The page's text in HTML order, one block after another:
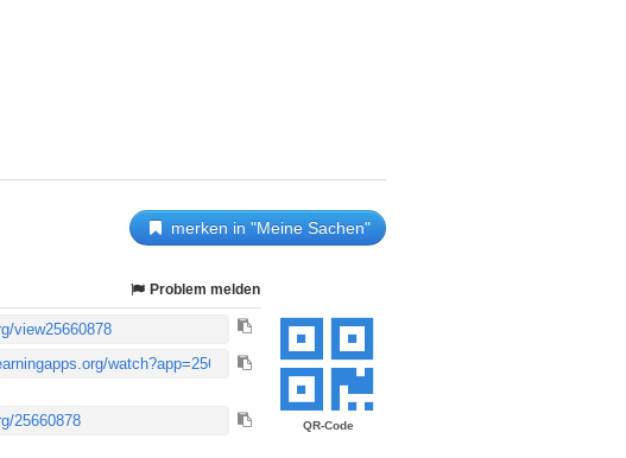
merken in "Meine Sachen"
QR-Code
Problem melden